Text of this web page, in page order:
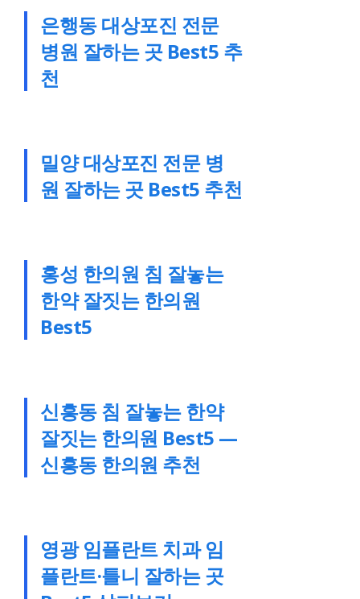
은행동 대상포진 전문
병원 잘하는 곳 Best5 추
천
밀양 대상포진 전문 병
원 잘하는 곳 Best5 추천
홍성 한의원 침 잘놓는
한약 잘짓는 한의원
Best5
신흥동 침 잘놓는 한약
잘짓는 한의원 Best5 —
신흥동 한의원 추천
영광 임플란트 치과 임
플란트·틀니 잘하는 곳